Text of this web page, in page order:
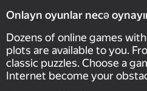
Onlayn oyunlar necə
Dozens of online games
plots are available to you.
classic puzzles. Choose a
Internet become your